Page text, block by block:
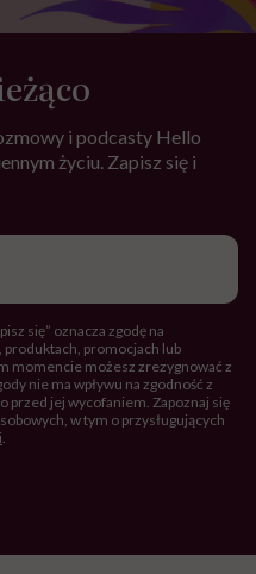
i podcasty Hello
życiu. Zapisz się i
się” oznacza zgodę na
promocjach lub
momencie możesz zrezygnować z
nie ma wpływu na zgodność z
przed jej wycofaniem. Zapoznaj się
w tym o przysługujących
.